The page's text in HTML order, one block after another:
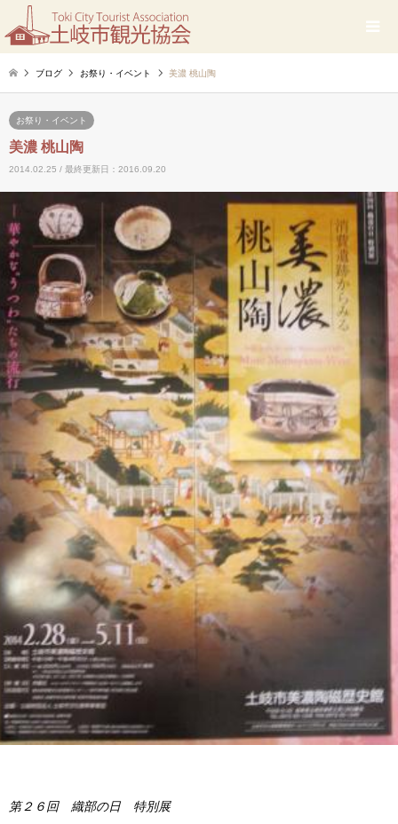
ブログ お祭り・イベント 美濃 桃山陶
お祭り・イベント
美濃 桃山陶
2014.02.25 / 最終更新日：2016.09.20
第２６回 織部の日 特別展